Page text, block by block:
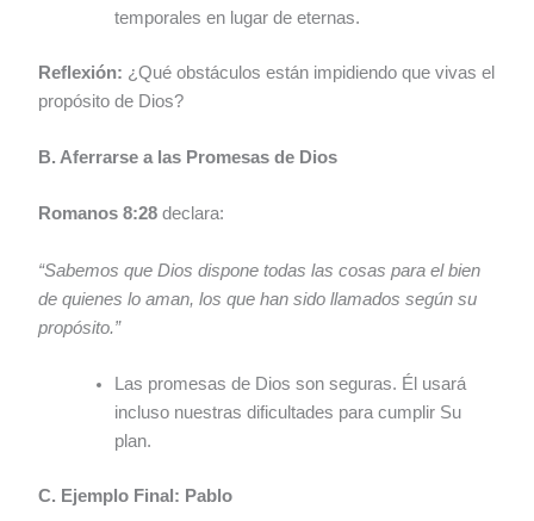
temporales en lugar de eternas.
Reflexión: ¿Qué obstáculos están impidiendo que vivas el
propósito de Dios?
B. Aferrarse a las Promesas de Dios
Romanos 8:28 declara:
“Sabemos que Dios dispone todas las cosas para el bien
de quienes lo aman, los que han sido llamados según su
propósito.”
Las promesas de Dios son seguras. Él usará
incluso nuestras dificultades para cumplir Su
plan.
C. Ejemplo Final: Pablo